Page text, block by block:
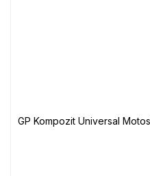
GP Kompozit Universal